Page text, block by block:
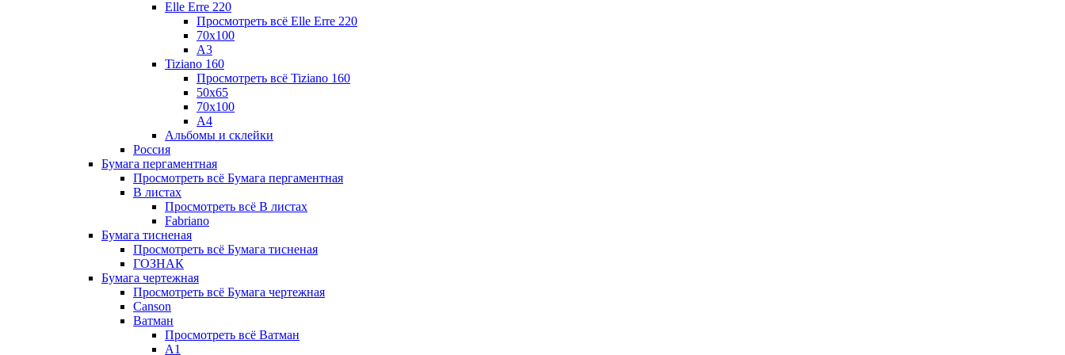
Elle Erre 220
Просмотреть всё Elle Erre 220
70х100
А3
Tiziano 160
Просмотреть всё Tiziano 160
50х65
70х100
А4
Альбомы и склейки
Россия
Бумага пергаментная
Просмотреть всё Бумага пергаментная
В листах
Просмотреть всё В листах
Fabriano
Бумага тисненая
Просмотреть всё Бумага тисненая
ГОЗНАК
Бумага чертежная
Просмотреть всё Бумага чертежная
Canson
Ватман
Просмотреть всё Ватман
А1